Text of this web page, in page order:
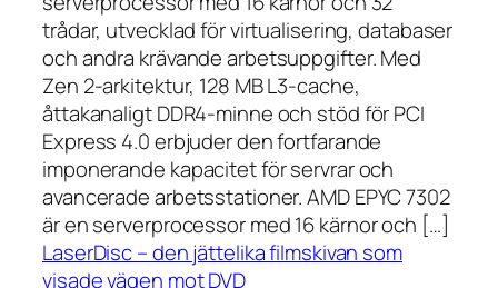
trådar, utvecklad för virtualisering, databaser
och andra krävande arbetsuppgifter. Med
Zen 2-arkitektur, 128 MB L3-cache,
åttakanaligt DDR4-minne och stöd för PCI
Express 4.0 erbjuder den fortfarande
imponerande kapacitet för servrar och
avancerade arbetsstationer. AMD EPYC 7302
är en serverprocessor med 16 kärnor och […]
LaserDisc – den jättelika filmskivan som
visade vägen mot DVD